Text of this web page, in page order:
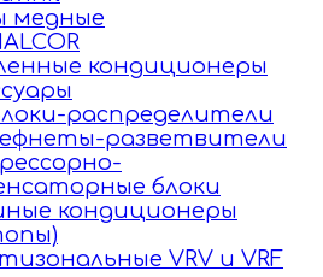
медные
кондиционеры
распределители
разветвители
блоки
кондиционеры
VRV и VRF